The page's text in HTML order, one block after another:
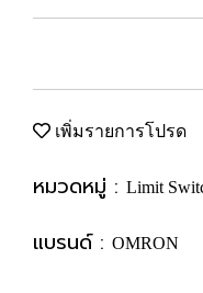
เพิ่มรายการโปรด
หมวดหมู่ : Limit
แบรนด์ : OMRON